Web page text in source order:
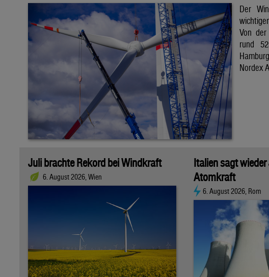
Der
Von
rund
Nordex
Juli brachte Rekord bei Windkraft
6. August 2026, Wien
Italien sagt wieder
Atomkraft
6. August 2026, Rom